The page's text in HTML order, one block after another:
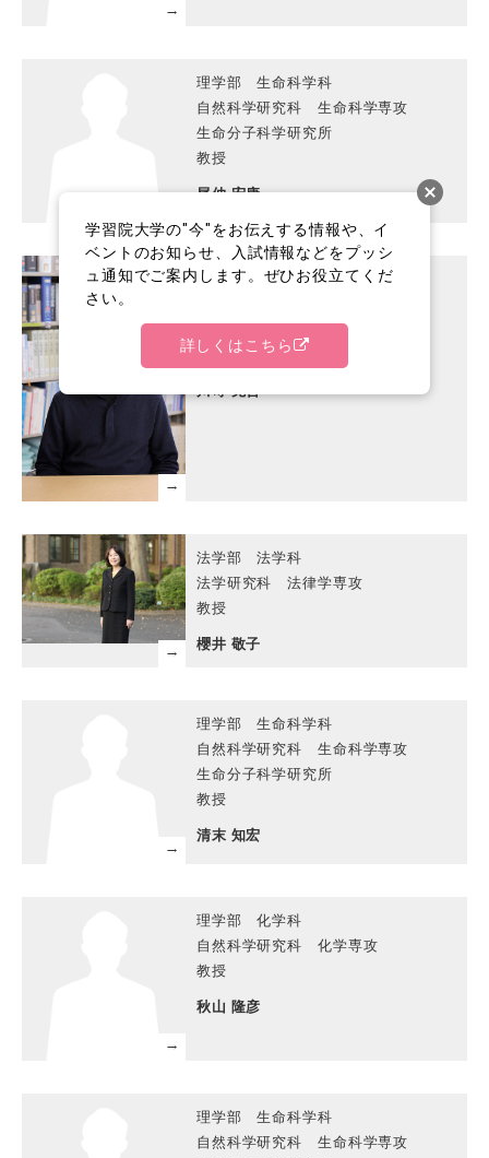
理学部 生命科学科
自然科学研究科 生命科学専攻
生命分子科学研究所
教授
尾仲 宏康
文学部 心理学科,臨床心理相談室
教授
川嵜 克哲
法学部 法学科
法学研究科 法律学専攻
教授
櫻井 敬子
理学部 生命科学科
自然科学研究科 生命科学専攻
生命分子科学研究所
教授
清末 知宏
理学部 化学科
自然科学研究科 化学専攻
教授
秋山 隆彦
理学部 生命科学科
自然科学研究科 生命科学専攻
学習院大学の"今"をお伝えする情報や、イ
ベントのお知らせ、入試情報などをプッシ
ュ通知でご案内します。ぜひお役立てくだ
さい。
詳しくはこちら